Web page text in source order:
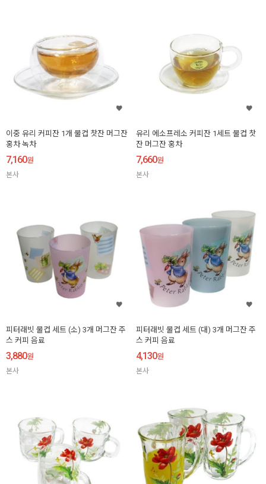
이중 유리 커피잔 1개 물컵 찻잔 머그잔
홍차 녹차
7,160원
본사
유리 에소프레소 커피잔 1세트 물컵 찻
잔 머그잔 홍차
7,660원
본사
피터래빗 물컵 세트 (소) 3개 머그잔 주
스 커피 음료
3,880원
본사
피터래빗 물컵 세트 (대) 3개 머그잔 주
스 커피 음료
4,130원
본사